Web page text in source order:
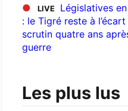
● LIVE
Législatives
: le Tigré reste à l’écart
scrutin quatre ans
guerre
Les plus lus